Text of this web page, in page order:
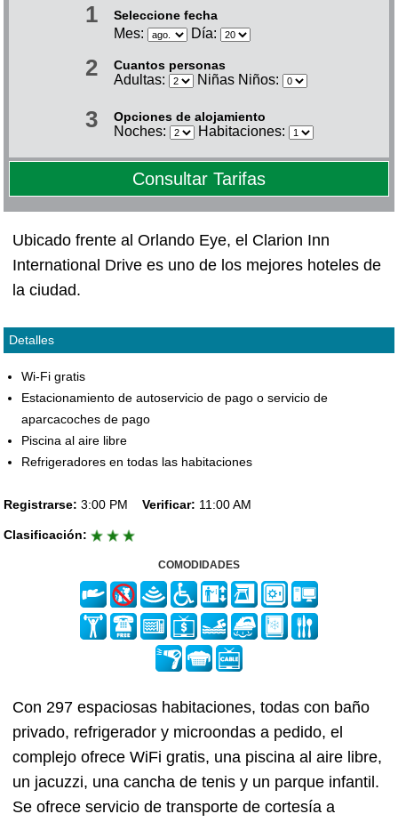
1 Seleccione fecha
Mes: Día:
2 Cuantos personas
Adultas: Niñas Niños:
3 Opciones de alojamiento
Noches: Habitaciones:
Consultar Tarifas
Ubicado frente al Orlando Eye, el Clarion Inn
International Drive es uno de los mejores hoteles de
la ciudad.
Detalles
Wi-Fi gratis
Estacionamiento de autoservicio de pago o servicio de
aparcacoches de pago
Piscina al aire libre
Refrigeradores en todas las habitaciones
Registrarse: 3:00 PM Verificar: 11:00 AM
Clasificación:
COMODIDADES
Con 297 espaciosas habitaciones, todas con baño
privado, refrigerador y microondas a pedido, el
complejo ofrece WiFi gratis, una piscina al aire libre,
un jacuzzi, una cancha de tenis y un parque infantil.
Se ofrece servicio de transporte de cortesía a